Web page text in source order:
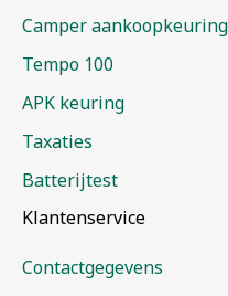
Camper aankoopkeuring
Tempo 100
APK keuring
Taxaties
Batterijtest
Klantenservice
Contactgegevens